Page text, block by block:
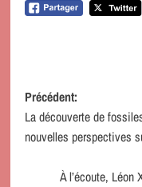
Navigation
d’article
Précédent:
La découverte de
nouvelles perspectives
À l’écoute,